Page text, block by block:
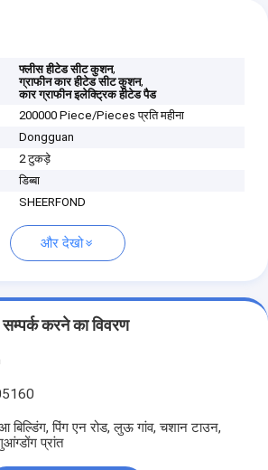
फ्लीस हीटेड सीट कुशन,
ग्राफीन कार हीटेड सीट कुशन,
कार ग्राफीन इलेक्ट्रिक हीटेड पैड
200000 Piece/Pieces प्रति महीना
Dongguan
2 टुकड़े
डिब्बा
SHEERFOND
और देखो
सम्पर्क करने का विवरण
बिल्डिंग, पिंग एन रोड, लुऊ गांव, चशान टाउन,
प्रांत